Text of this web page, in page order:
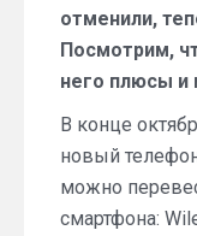
отменили,
Посмотрим,
него плюсы и
В конце
новый
можно
смартфона: